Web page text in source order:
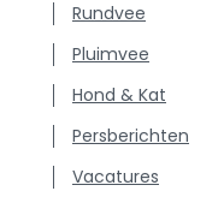
Rundvee
Pluimvee
Hond & Kat
Persberichten
Vacatures